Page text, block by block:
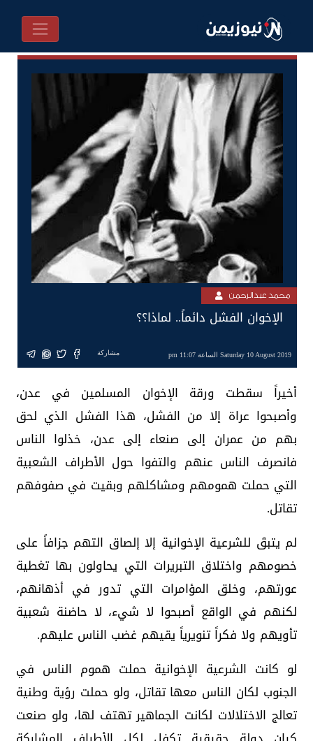
محمد عبدالرحمن
الإخوان الفشل دائماً.. لماذا؟؟
Saturday 10 August 2019 الساعة 11:07 pm مشاركة
أخيراً سقطت ورقة الإخوان المسلمين في عدن،
وأصبحوا عراة إلا من الفشل، هذا الفشل الذي لحق
بهم من عمران إلى صنعاء إلى عدن، خذلوا الناس
فانصرف الناس عنهم والتفوا حول الأطراف الشعبية
التي حملت همومهم ومشاكلهم وبقيت في صفوفهم
تقاتل.
لم يتبقَ للشرعية الإخوانية إلا إلصاق التهم جزافاً على
خصومهم واختلاق التبريرات التي يحاولون بها تغطية
عورتهم، وخلق المؤامرات التي تدور في أذهانهم،
لكنهم في الواقع أصبحوا لا شيء، لا حاضنة شعبية
تأويهم ولا فكراً تنويرياً يقيهم غضب الناس عليهم.
لو كانت الشرعية الإخوانية حملت هموم الناس في
الجنوب لكان الناس معها تقاتل، ولو حملت رؤية وطنية
تعالج الاختلالات لكانت الجماهير تهتف لها، ولو صنعت